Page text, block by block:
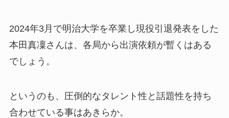
2024年3月で明治大学を卒業し現役引退発表をした
本田真凜さんは、各局から出演依頼が暫くはある
でしょう。
というのも、圧倒的なタレント性と話題性を持ち
合わせている事はあきらか。